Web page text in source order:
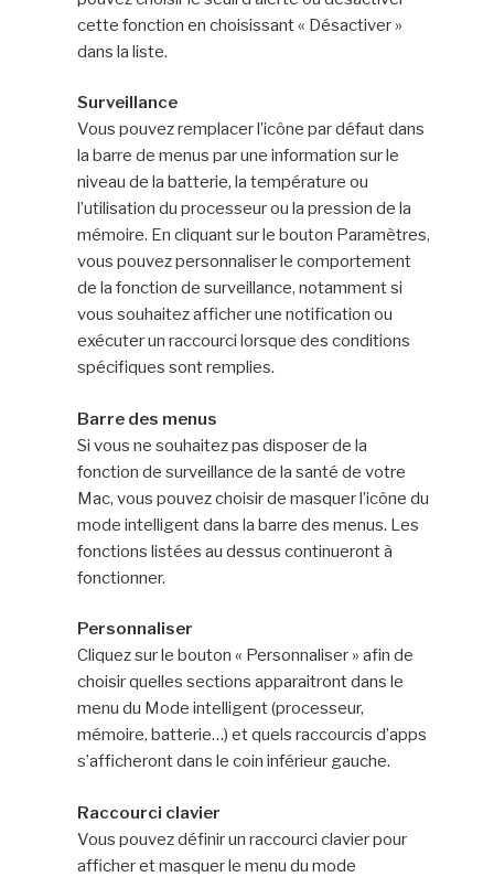
cette fonction en choisissant « Désactiver »
dans la liste.
Surveillance
Vous pouvez remplacer l’icône par défaut dans
la barre de menus par une information sur le
niveau de la batterie, la température ou
l’utilisation du processeur ou la pression de la
mémoire. En cliquant sur le bouton Paramètres,
vous pouvez personnaliser le comportement
de la fonction de surveillance, notamment si
vous souhaitez afficher une notification ou
exécuter un raccourci lorsque des conditions
spécifiques sont remplies.
Barre des menus
Si vous ne souhaitez pas disposer de la
fonction de surveillance de la santé de votre
Mac, vous pouvez choisir de masquer l’icône du
mode intelligent dans la barre des menus. Les
fonctions listées au dessus continueront à
fonctionner.
Personnaliser
Cliquez sur le bouton « Personnaliser » afin de
choisir quelles sections apparaitront dans le
menu du Mode intelligent (processeur,
mémoire, batterie…) et quels raccourcis d’apps
s’afficheront dans le coin inférieur gauche.
Raccourci clavier
Vous pouvez définir un raccourci clavier pour
afficher et masquer le menu du mode